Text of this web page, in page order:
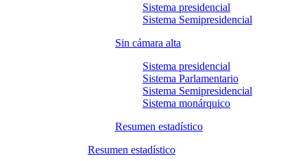
Sistema presidencial
Sistema Semipresidencial
Sin cámara alta
Sistema presidencial
Sistema Parlamentario
Sistema Semipresidencial
Sistema monárquico
Resumen estadístico
Resumen estadístico